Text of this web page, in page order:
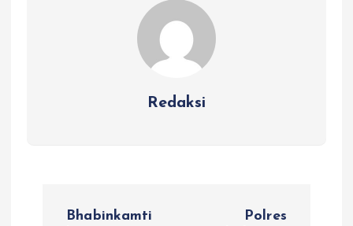
Redaksi
Bhabinkamti
Polres